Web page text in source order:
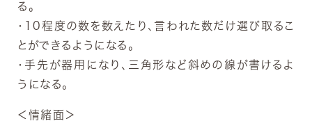
る。
・10程度の数を数えたり、言われた数だけ選び取るこ
とができるようになる。
・手先が器用になり、三角形など斜めの線が書けるよ
うになる。
＜情緒面＞